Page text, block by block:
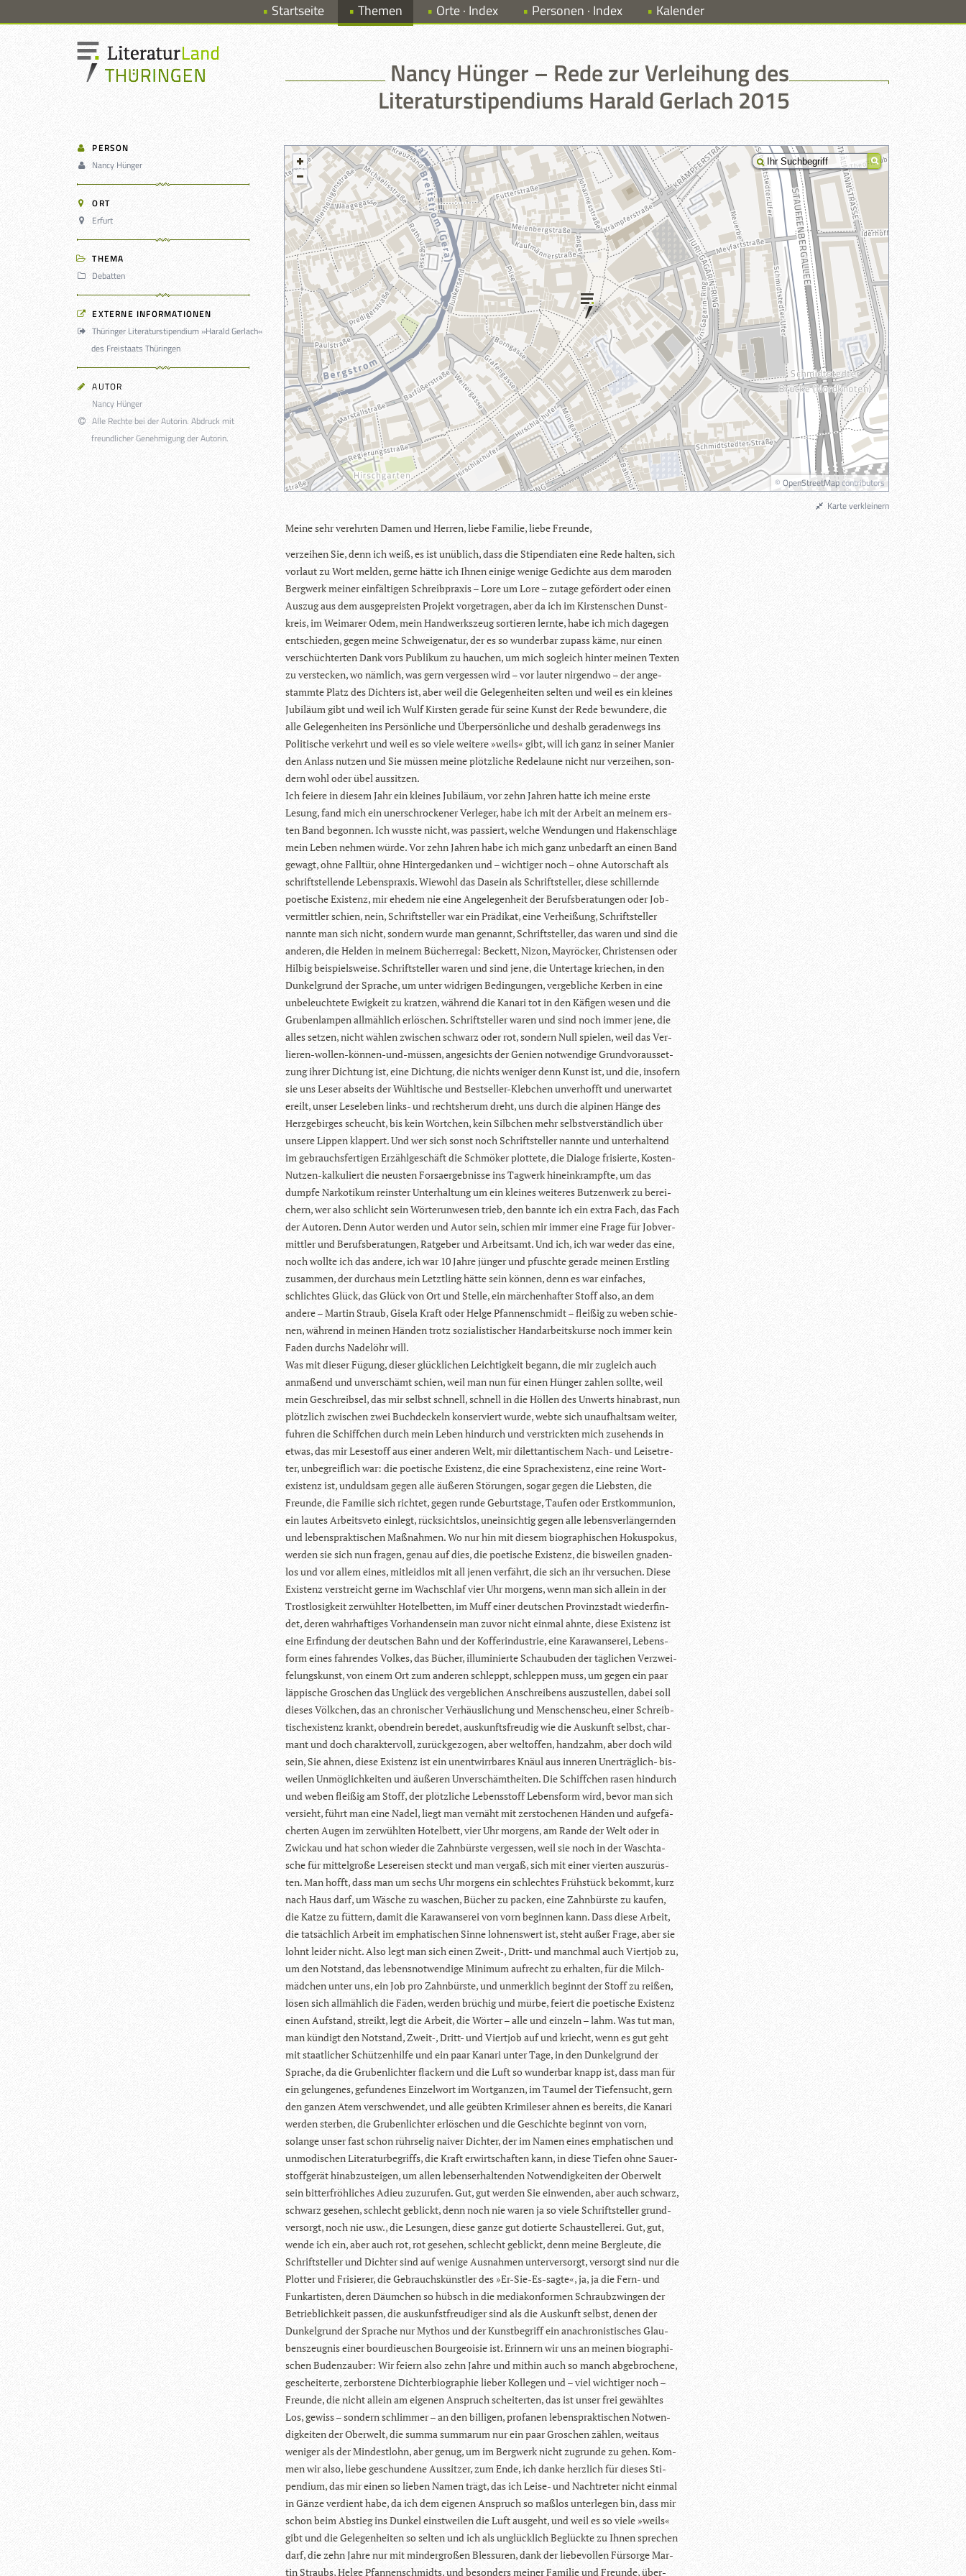
Startseite Themen Orte · Index Personen · Index Kalender
Nancy Hünger – Rede zur Verleihung des
Literaturstipendiums Harald Gerlach 2015
PERSON
Nancy Hünger
ORT
Erfurt
THEMA
Debatten
EXTERNE INFORMATIONEN
Thüringer Literaturstipendium »Harald Gerlach«
des Freistaats Thüringen
AUTOR
Nancy Hünger
Alle Rechte bei der Autorin. Abdruck mit
freundlicher Genehmigung der Autorin.
© OpenStreetMapcontributors
Meine sehr ver­ehr­ten Damen und Her­ren, liebe Fami­lie, liebe Freunde,
ver­zei­hen Sie, denn ich weiß, es ist unüb­lich, dass die Sti­pen­dia­ten eine Rede hal­ten, sich
vor­laut zu Wort mel­den, gerne hätte ich Ihnen einige wenige Gedichte aus dem maro­den
Berg­werk mei­ner ein­fäl­ti­gen Schreib­pra­xis – Lore um Lore – zutage geför­dert oder einen
Aus­zug aus dem aus­ge­preis­ten Pro­jekt vor­ge­tra­gen, aber da ich im Kirs­ten­schen Dunst­
kreis, im Wei­ma­rer Odem, mein Hand­werks­zeug sor­tie­ren lernte, habe ich mich dage­gen
ent­schie­den, gegen meine Schwei­gena­tur, der es so wun­der­bar zupass käme, nur einen
ver­schüch­ter­ten Dank vors Publi­kum zu hau­chen, um mich sogleich hin­ter mei­nen Tex­ten
zu ver­ste­cken, wo näm­lich, was gern ver­ges­sen wird – vor lau­ter nir­gendwo – der ange­
stammte Platz des Dich­ters ist, aber weil die Gele­gen­hei­ten sel­ten und weil es ein klei­nes
Jubi­läum gibt und weil ich Wulf Kirs­ten gerade für seine Kunst der Rede bewun­dere, die
alle Gele­gen­hei­ten ins Per­sön­li­che und Über­per­sön­li­che und des­halb gera­den­wegs ins
Poli­ti­sche ver­kehrt und weil es so viele wei­tere »weils« gibt, will ich ganz in sei­ner Manier
den Anlass nut­zen und Sie müs­sen meine plötz­li­che Rede­laune nicht nur ver­zei­hen, son­
dern wohl oder übel aussitzen.
Ich feiere in die­sem Jahr ein klei­nes Jubi­läum, vor zehn Jah­ren hatte ich meine erste
Lesung, fand mich ein uner­schro­cke­ner Ver­le­ger, habe ich mit der Arbeit an mei­nem ers­
ten Band begon­nen. Ich wusste nicht, was pas­siert, wel­che Wen­dun­gen und Haken­schläge
mein Leben neh­men würde. Vor zehn Jah­ren habe ich mich ganz unbe­darft an einen Band
gewagt, ohne Fall­tür, ohne Hin­ter­ge­dan­ken und – wich­ti­ger noch – ohne Autor­schaft als
schrift­stel­lende Lebens­pra­xis. Wie­wohl das Dasein als Schrift­stel­ler, diese schil­lernde
poe­ti­sche Exis­tenz, mir ehe­dem nie eine Ange­le­gen­heit der Berufs­be­ra­tun­gen oder Job­
ver­mitt­ler schien, nein, Schrift­stel­ler war ein Prä­di­kat, eine Ver­hei­ßung, Schrift­stel­ler
nannte man sich nicht, son­dern wurde man genannt, Schrift­stel­ler, das waren und sind die
ande­ren, die Hel­den in mei­nem Bücher­re­gal: Beckett, Nizon, May­rö­cker, Chris­ten­sen oder
Hil­big bei­spiels­weise. Schrift­stel­ler waren und sind jene, die Unter­tage krie­chen, in den
Dun­kel­grund der Spra­che, um unter wid­ri­gen Bedin­gun­gen, ver­geb­li­che Ker­ben in eine
unbe­leuch­tete Ewig­keit zu krat­zen, wäh­rend die Kanari tot in den Käfi­gen wesen und die
Gru­ben­lam­pen all­mäh­lich erlö­schen. Schrift­stel­ler waren und sind noch immer jene, die
alles set­zen, nicht wäh­len zwi­schen schwarz oder rot, son­dern Null spie­len, weil das Ver­
lie­ren-wol­len-kön­nen-und-müs­sen, ange­sichts der Genien not­wen­dige Grund­vor­aus­set­
zung ihrer Dich­tung ist, eine Dich­tung, die nichts weni­ger denn Kunst ist, und die, inso­fern
sie uns Leser abseits der Wühl­ti­sche und Best­sel­ler-Kleb­chen unver­hofft und uner­war­tet
ereilt, unser Lese­le­ben links- und rechts­herum dreht, uns durch die alpi­nen Hänge des
Herz­ge­bir­ges scheucht, bis kein Wört­chen, kein Silb­chen mehr selbst­ver­ständ­lich über
unsere Lip­pen klap­pert. Und wer sich sonst noch Schrift­stel­ler nannte und unter­hal­tend
im gebrauchs­fer­ti­gen Erzähl­ge­schäft die Schmö­ker plot­tete, die Dia­loge fri­sierte, Kos­ten-
Nut­zen-kal­ku­liert die neus­ten For­sa­er­geb­nisse ins Tag­werk hin­ein­krampfte, um das
dumpfe Nar­ko­ti­kum reins­ter Unter­hal­tung um ein klei­nes wei­te­res But­zen­werk zu berei­
chern, wer also schlicht sein Wör­ter­un­we­sen trieb, den bannte ich ein extra Fach, das Fach
der Autoren. Denn Autor wer­den und Autor sein, schien mir immer eine Frage für Job­ver­
mitt­ler und Berufs­be­ra­tun­gen, Rat­ge­ber und Arbeits­amt. Und ich, ich war weder das eine,
noch wollte ich das andere, ich war 10 Jahre jün­ger und pfuschte gerade mei­nen Erst­ling
zusam­men, der durch­aus mein Letzt­ling hätte sein kön­nen, denn es war ein­fa­ches,
schlich­tes Glück, das Glück von Ort und Stelle, ein mär­chen­haf­ter Stoff also, an dem
andere – Mar­tin Straub, Gisela Kraft oder Helge Pfan­nen­schmidt – flei­ßig zu weben schie­
nen, wäh­rend in mei­nen Hän­den trotz sozia­lis­ti­scher Hand­ar­beits­kurse noch immer kein
Faden durchs Nadel­öhr will.
Was mit die­ser Fügung, die­ser glück­li­chen Leich­tig­keit begann, die mir zugleich auch
anma­ßend und unver­schämt schien, weil man nun für einen Hün­ger zah­len sollte, weil
mein Geschreib­sel, das mir selbst schnell, schnell in die Höl­len des Unwerts hin­ab­rast, nun
plötz­lich zwi­schen zwei Buch­de­ckeln kon­ser­viert wurde, webte sich unauf­halt­sam wei­ter,
fuh­ren die Schiff­chen durch mein Leben hin­durch und ver­strick­ten mich zuse­hends in
etwas, das mir Lese­stoff aus einer ande­ren Welt, mir dilet­tan­ti­schem Nach- und Lei­se­tre­
ter, unbe­greif­lich war: die poe­ti­sche Exis­tenz, die eine Sprach­exis­tenz, eine reine Wort­
exis­tenz ist, unduld­sam gegen alle äuße­ren Stö­run­gen, sogar gegen die Liebs­ten, die
Freunde, die Fami­lie sich rich­tet, gegen runde Geburts­tage, Tau­fen oder Erst­kom­mu­nion,
ein lau­tes Arbeits­veto ein­legt, rück­sichts­los, unein­sich­tig gegen alle lebens­ver­län­gern­den
und lebens­prak­ti­schen Maß­nah­men. Wo nur hin mit die­sem bio­gra­phi­schen Hokus­po­kus,
wer­den sie sich nun fra­gen, genau auf dies, die poe­ti­sche Exis­tenz, die bis­wei­len gna­den­
los und vor allem eines, mit­leid­los mit all jenen ver­fährt, die sich an ihr ver­su­chen. Diese
Exis­tenz ver­streicht gerne im Wach­schlaf vier Uhr mor­gens, wenn man sich allein in der
Trost­lo­sig­keit zer­wühl­ter Hotel­bet­ten, im Muff einer deut­schen Pro­vinz­stadt wie­der­fin­
det, deren wahr­haf­ti­ges Vor­han­den­sein man zuvor nicht ein­mal ahnte, diese Exis­tenz ist
eine Erfin­dung der deut­schen Bahn und der Kof­fer­in­dus­trie, eine Kara­wan­se­rei, Lebens­
form eines fah­ren­des Vol­kes, das Bücher, illu­mi­nierte Schau­bu­den der täg­li­chen Ver­zwei­
fe­lungs­kunst, von einem Ort zum ande­ren schleppt, schlep­pen muss, um gegen ein paar
läp­pi­sche Gro­schen das Unglück des ver­geb­li­chen Anschrei­bens aus­zu­stel­len, dabei soll
die­ses Völk­chen, das an chro­ni­scher Ver­häus­li­chung und Men­schen­scheu, einer Schreib­
tisch­exis­tenz krankt, oben­drein bere­det, aus­kunfts­freu­dig wie die Aus­kunft selbst, char­
mant und doch cha­rak­ter­voll, zurück­ge­zo­gen, aber welt­of­fen, hand­zahm, aber doch wild
sein, Sie ahnen, diese Exis­tenz ist ein unent­wirr­ba­res Knäul aus inne­ren Uner­träg­lich- bis­
wei­len Unmög­lich­kei­ten und äuße­ren Unver­schämt­hei­ten. Die Schiff­chen rasen hin­durch
und weben flei­ßig am Stoff, der plötz­li­che Lebens­stoff Lebens­form wird, bevor man sich
ver­sieht, führt man eine Nadel, liegt man ver­näht mit zer­sto­che­nen Hän­den und auf­ge­fä­
cher­ten Augen im zer­wühl­ten Hotel­bett, vier Uhr mor­gens, am Rande der Welt oder in
Zwi­ckau und hat schon wie­der die Zahn­bürste ver­ges­sen, weil sie noch in der Wasch­ta­
sche für mit­tel­große Lese­rei­sen steckt und man ver­gaß, sich mit einer vier­ten aus­zu­rüs­
ten. Man hofft, dass man um sechs Uhr mor­gens ein schlech­tes Früh­stück bekommt, kurz
nach Haus darf, um Wäsche zu waschen, Bücher zu packen, eine Zahn­bürste zu kau­fen,
die Katze zu füt­tern, damit die Kara­wan­se­rei von vorn begin­nen kann. Dass diese Arbeit,
die tat­säch­lich Arbeit im empha­ti­schen Sinne loh­nens­wert ist, steht außer Frage, aber sie
lohnt lei­der nicht. Also legt man sich einen Zweit‑, Dritt- und manch­mal auch Viert­job zu,
um den Not­stand, das lebens­not­wen­dige Mini­mum auf­recht zu erhal­ten, für die Milch­
mäd­chen unter uns, ein Job pro Zahn­bürste, und unmerk­lich beginnt der Stoff zu rei­ßen,
lösen sich all­mäh­lich die Fäden, wer­den brü­chig und mürbe, fei­ert die poe­ti­sche Exis­tenz
einen Auf­stand, streikt, legt die Arbeit, die Wör­ter – alle und ein­zeln – lahm. Was tut man,
man kün­digt den Not­stand, Zweit‑, Dritt- und Viert­job auf und kriecht, wenn es gut geht
mit staat­li­cher Schüt­zen­hilfe und ein paar Kanari unter Tage, in den Dun­kel­grund der
Spra­che, da die Gru­ben­lich­ter fla­ckern und die Luft so wun­der­bar knapp ist, dass man für
ein gelun­ge­nes, gefun­de­nes Ein­zel­wort im Wortgan­zen, im Tau­mel der Tie­fen­sucht, gern
den gan­zen Atem ver­schwen­det, und alle geüb­ten Kri­mi­le­ser ahnen es bereits, die Kanari
wer­den ster­ben, die Gru­ben­lich­ter erlö­schen und die Geschichte beginnt von vorn,
solange unser fast schon rühr­se­lig nai­ver Dich­ter, der im Namen eines empha­ti­schen und
unmo­di­schen Lite­ra­tur­be­griffs, die Kraft erwirt­schaf­ten kann, in diese Tie­fen ohne Sauer­
stoff­ge­rät hin­ab­zu­stei­gen, um allen lebens­er­hal­ten­den Not­wen­dig­kei­ten der Ober­welt
sein bit­ter­fröh­li­ches Adieu zuzu­ru­fen. Gut, gut wer­den Sie ein­wen­den, aber auch schwarz,
schwarz gese­hen, schlecht geblickt, denn noch nie waren ja so viele Schrift­stel­ler grund­
ver­sorgt, noch nie usw., die Lesun­gen, diese ganze gut dotierte Schau­stel­le­rei. Gut, gut,
wende ich ein, aber auch rot, rot gese­hen, schlecht geblickt, denn meine Berg­leute, die
Schrift­stel­ler und Dich­ter sind auf wenige Aus­nah­men unter­ver­sorgt, ver­sorgt sind nur die
Plot­ter und Fri­sie­rer, die Gebrauchs­künst­ler des »Er-Sie-Es-sagte«, ja, ja die Fern- und
Funk­ar­tis­ten, deren Däum­chen so hübsch in die media­kon­for­men Schraub­zwin­gen der
Betrieb­lich­keit pas­sen, die aus­kunf­st­freu­di­ger sind als die Aus­kunft selbst, denen der
Dun­kel­grund der Spra­che nur Mythos und der Kunst­be­griff ein ana­chro­nis­ti­sches Glau­
bens­zeug­nis einer bour­dieu­schen Bour­geoi­sie ist. Erin­nern wir uns an mei­nen bio­gra­phi­
schen Buden­zau­ber: Wir fei­ern also zehn Jahre und mit­hin auch so manch abge­bro­chene,
geschei­terte, zer­bors­tene Dich­ter­bio­gra­phie lie­ber Kol­le­gen und – viel wich­ti­ger noch –
Freunde, die nicht allein am eige­nen Anspruch schei­ter­ten, das ist unser frei gewähl­tes
Los, gewiss – son­dern schlim­mer – an den bil­li­gen, pro­fa­nen lebens­prak­ti­schen Not­wen­
dig­kei­ten der Ober­welt, die summa sum­ma­rum nur ein paar Gro­schen zäh­len, weit­aus
weni­ger als der Min­dest­lohn, aber genug, um im Berg­werk nicht zugrunde zu gehen. Kom­
men wir also, liebe geschun­dene Aus­sit­zer, zum Ende, ich danke herz­lich für die­ses Sti­
pen­dium, das mir einen so lie­ben Namen trägt, das ich Leise- und Nach­tre­ter nicht ein­mal
in Gänze ver­dient habe, da ich dem eige­nen Anspruch so maß­los unter­le­gen bin, dass mir
schon beim Abstieg ins Dun­kel einst­wei­len die Luft aus­geht, und weil es so viele »weils«
gibt und die Gele­gen­hei­ten so sel­ten und ich als unglück­lich Beglückte zu Ihnen spre­chen
darf, die zehn Jahre nur mit min­der­gro­ßen Bles­su­ren, dank der lie­be­vol­len Für­sorge Mar­
tin Straubs, Helge Pfan­nen­schmidts, und beson­ders mei­ner Fami­lie und Freunde, über­
Karte verkleinern